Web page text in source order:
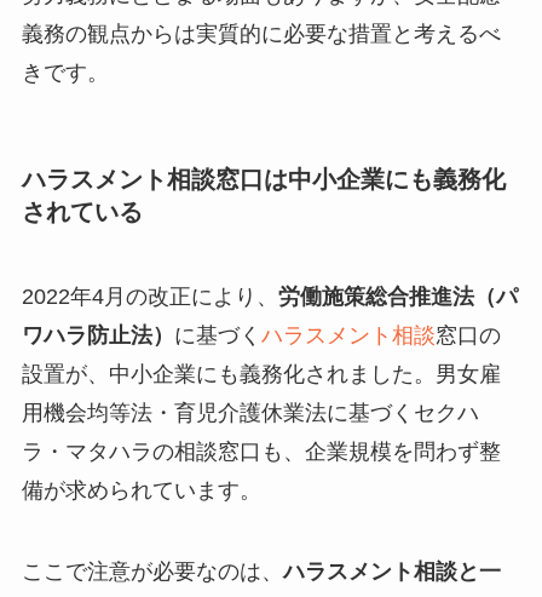
義務の観点からは実質的に必要な措置と考えるべ
きです。
ハラスメント相談窓口は中小企業にも義務化
されている
2022年4月の改正により、 労働施策総合推進法（パ
ワハラ防止法） に基づく ハラスメント相談窓口の
設置が、中小企業にも義務化されました。男女雇
用機会均等法・育児介護休業法に基づくセクハ
ラ・マタハラの相談窓口も、企業規模を問わず整
備が求められています。
ここで注意が必要なのは、ハラスメント相談と一